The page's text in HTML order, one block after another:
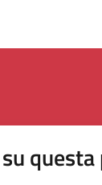
questa